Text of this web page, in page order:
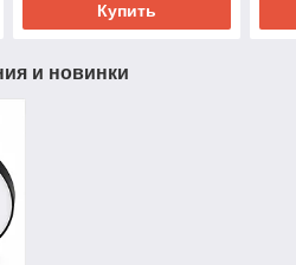
Купить
и новинки